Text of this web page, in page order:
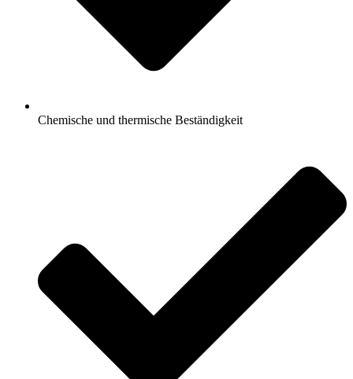
Chemische und thermische Beständigkeit